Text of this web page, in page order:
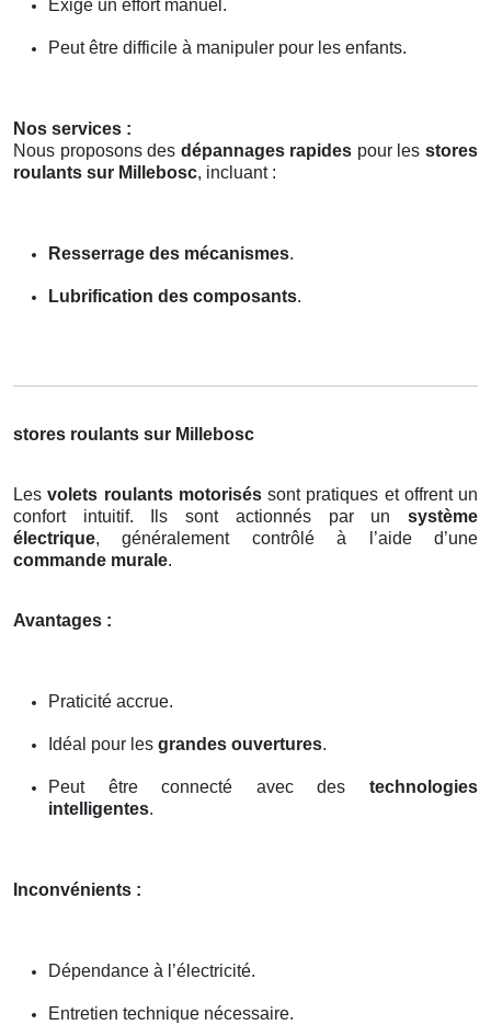
Exige un effort manuel.
Peut être difficile à manipuler pour les enfants.
Nos services :
Nous proposons des dépannages rapides pour lesstores
roulants sur Millebosc, incluant :
Resserrage des mécanismes.
Lubrification des composants.
stores roulants sur Millebosc
Lesvolets roulants motoriséssont pratiques et offrent un
confort intuitif. Ils sont actionnés par un système
électrique, généralement contrôlé à l’aide d’une
commande murale.
Avantages :
Praticité accrue.
Idéal pour les grandes ouvertures.
Peut être connecté avec des technologies
intelligentes.
Inconvénients :
Dépendance à l’électricité.
Entretien technique nécessaire.